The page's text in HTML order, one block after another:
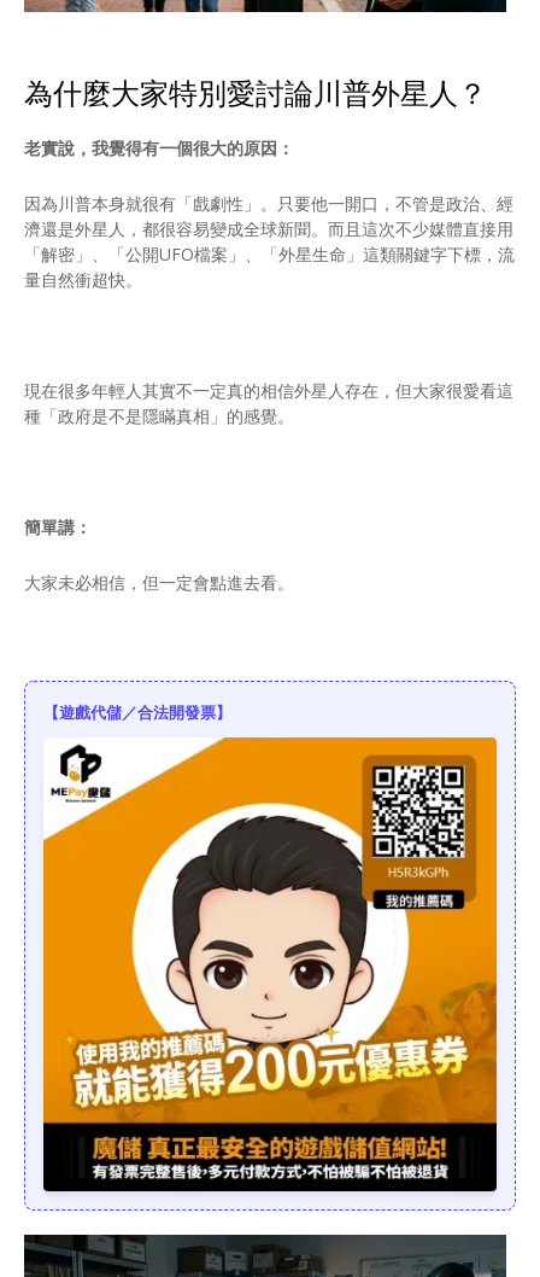
為什麼大家特別愛討論川普外星人？
老實說，我覺得有一個很大的原因：
因為川普本身就很有「戲劇性」。只要他一開口，不管是政治、經
濟還是外星人，都很容易變成全球新聞。而且這次不少媒體直接用
「解密」、「公開UFO檔案」、「外星生命」這類關鍵字下標，流
量自然衝超快。
現在很多年輕人其實不一定真的相信外星人存在，但大家很愛看這
種「政府是不是隱瞞真相」的感覺。
簡單講：
大家未必相信，但一定會點進去看。
【遊戲代儲／合法開發票】